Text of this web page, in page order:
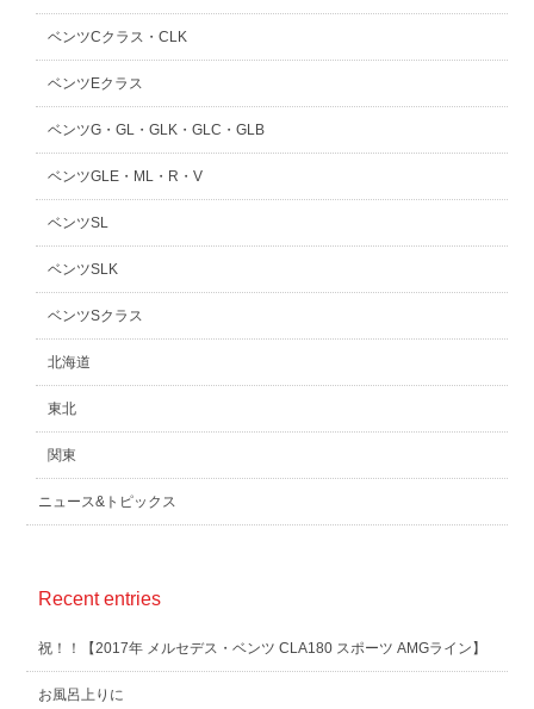
ベンツCクラス・CLK
ベンツEクラス
ベンツG・GL・GLK・GLC・GLB
ベンツGLE・ML・R・V
ベンツSL
ベンツSLK
ベンツSクラス
北海道
東北
関東
ニュース&トピックス
Recent entries
祝！！【2017年 メルセデス・ベンツ CLA180 スポーツ AMGライン】
お風呂上りに